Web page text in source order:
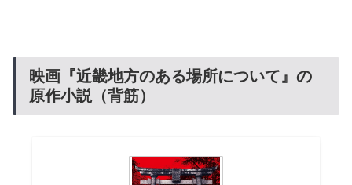
映画『近畿地方のある場所について』の
原作小説（背筋）